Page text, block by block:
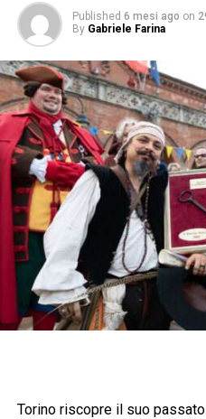
Published 6 mesi ago on
By Gabriele Farina
Torino riscopre il suo